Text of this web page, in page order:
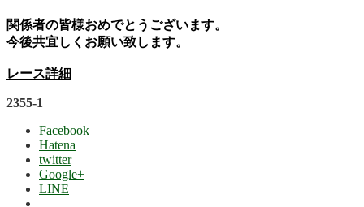
関係者の皆様おめでとうございます。
今後共宜しくお願い致します。
レース詳細
2355-1
Facebook
Hatena
twitter
Google+
LINE